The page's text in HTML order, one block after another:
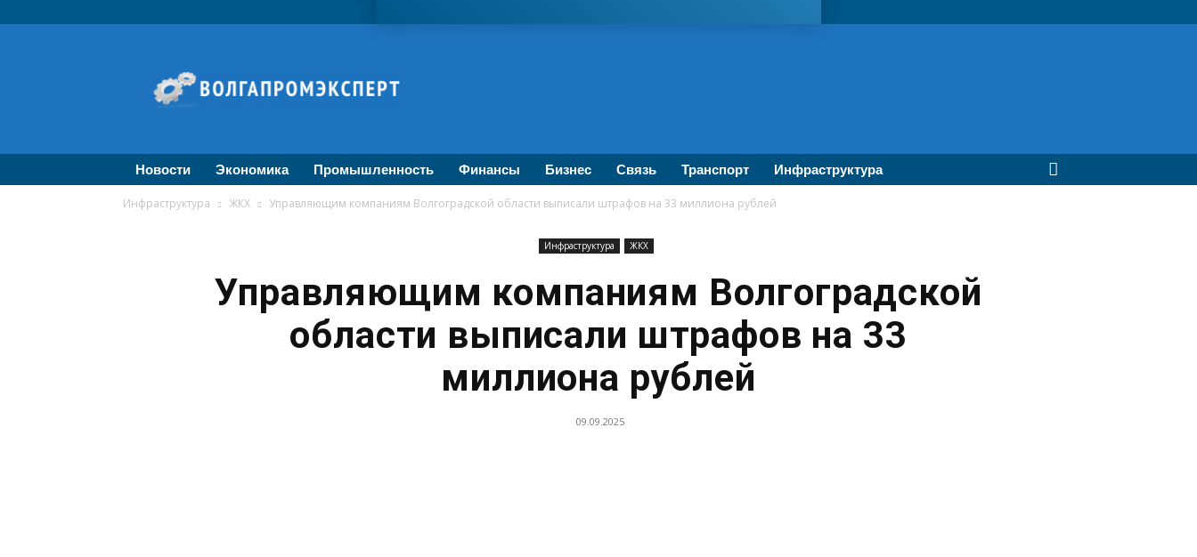
—
Новости
бизнеса
Новости Экономика Промышленность Финансы Бизнес Связь Транспорт Инфраструктура
Инфраструктура ЖКХ Управляющим компаниям Волгоградской области выписали штрафов на 33 миллиона рублей
Инфраструктура ЖКХ
Управляющим компаниям Волгоградской
области выписали штрафов на 33
миллиона рублей
09.09.2025